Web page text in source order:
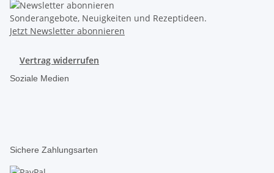
Sonderangebote, Neuigkeiten und Rezeptideen.
Jetzt Newsletter abonnieren
Vertrag widerrufen
Soziale Medien
Sichere Zahlungsarten